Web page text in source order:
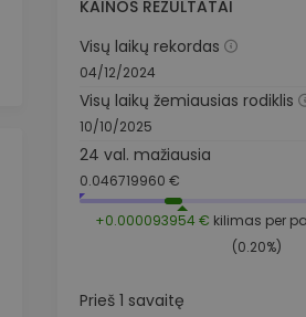
KAINOS REZULTATAI
Visų laikų rekordas
04/12/2024
Visų laikų žemiausias rodiklis
10/10/2025
24 val. mažiausia
0.046719960 €
+0.000093954 € kilimas per
(0.20%)
Prieš 1 savaitę